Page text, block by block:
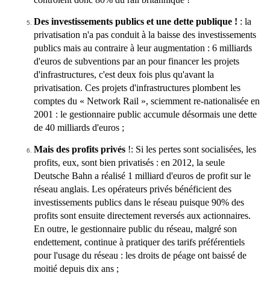
Des investissements publics et une dette publique ! : la
privatisation n'a pas conduit à la baisse des investissements
publics mais au contraire à leur augmentation : 6 milliards
d'euros de subventions par an pour financer les projets
d'infrastructures, c'est deux fois plus qu'avant la
privatisation. Ces projets d'infrastructures plombent les
comptes du « Network Rail », sciemment re-nationalisée en
2001 : le gestionnaire public accumule désormais une dette
de 40 milliards d'euros ;
Mais des profits privés !: Si les pertes sont socialisées, les
profits, eux, sont bien privatisés : en 2012, la seule
Deutsche Bahn a réalisé 1 milliard d'euros de profit sur le
réseau anglais. Les opérateurs privés bénéficient des
investissements publics dans le réseau puisque 90% des
profits sont ensuite directement reversés aux actionnaires.
En outre, le gestionnaire public du réseau, malgré son
endettement, continue à pratiquer des tarifs préférentiels
pour l'usage du réseau : les droits de péage ont baissé de
moitié depuis dix ans ;